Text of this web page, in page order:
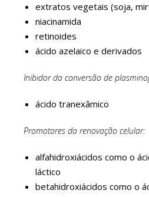
extratos vegetais (soja,
niacinamida
retinoides
ácido azelaico e derivados
Inibidor da conversão de
ácido tranexâmico
Promotores da renovação celular:
alfahidroxiácidos como o
láctico
betahidroxiácidos como o